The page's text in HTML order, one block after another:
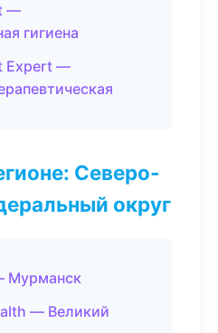
—
гигиена
Expert —
Северо-
округ
Мурманск
— Великий